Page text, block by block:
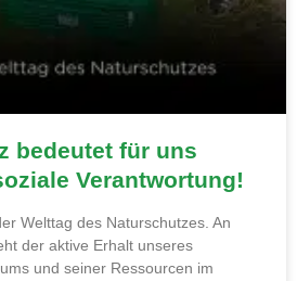
bedeutet für uns
Verantwortung!
Welttag des Naturschutzes. An
der aktive Erhalt unseres
und seiner Ressourcen im